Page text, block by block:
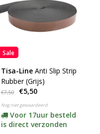
Sale
Tisa-Line Anti Slip Strip
Rubber (Grijs)
€7,50 €5,50
Nog niet gewaardeerd
Voor 17uur besteld
is direct verzonden